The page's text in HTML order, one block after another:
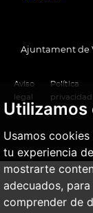
Utilizamos
Usamos
tu experiencia
mostrarte
adecuados,
comprender de
Ajuntament de
Aviso
legal
Política
privacidad